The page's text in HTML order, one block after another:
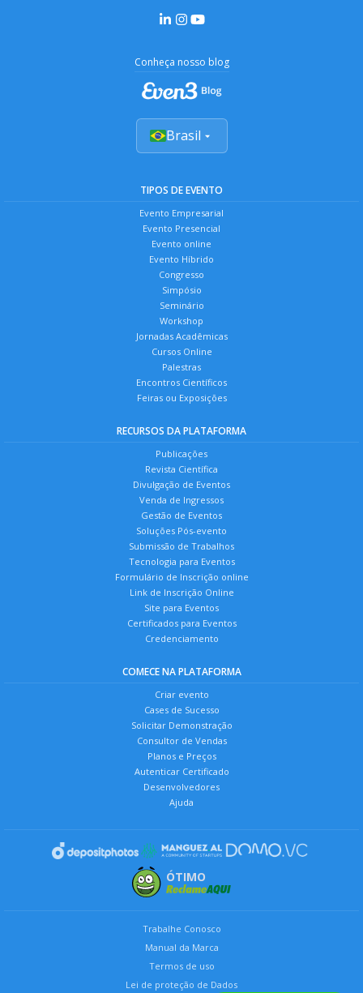
Conheça nosso blog
Brasil
TIPOS DE EVENTO
Evento Empresarial
Evento Presencial
Evento online
Evento Híbrido
Congresso
Simpósio
Seminário
Workshop
Jornadas Acadêmicas
Cursos Online
Palestras
Encontros Científicos
Feiras ou Exposições
RECURSOS DA PLATAFORMA
Publicações
Revista Científica
Divulgação de Eventos
Venda de Ingressos
Gestão de Eventos
Soluções Pós-evento
Submissão de Trabalhos
Tecnologia para Eventos
Formulário de Inscrição online
Link de Inscrição Online
Site para Eventos
Certificados para Eventos
Credenciamento
COMECE NA PLATAFORMA
Criar evento
Cases de Sucesso
Solicitar Demonstração
Consultor de Vendas
Planos e Preços
Autenticar Certificado
Desenvolvedores
Ajuda
ÓTIMO
Trabalhe Conosco
Manual da Marca
Termos de uso
Lei de proteção de Dados